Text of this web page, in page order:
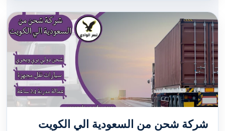
شركة شحن من السعودية الي الكويت